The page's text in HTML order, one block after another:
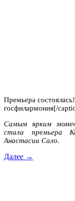
Премьера
госфилармония[/
Самым ярким
стала премьера
Анастасии Сало.
Далее →